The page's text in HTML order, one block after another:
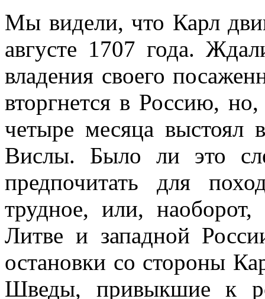
Мы видели, что Карл
августе 1707 года.
владения своего
вторгнется в Россию,
четыре месяца выстоял
Вислы. Было ли это
предпочитать для
трудное, или,
Литве и западной
остановки со стороны
Шведы, привыкшие к